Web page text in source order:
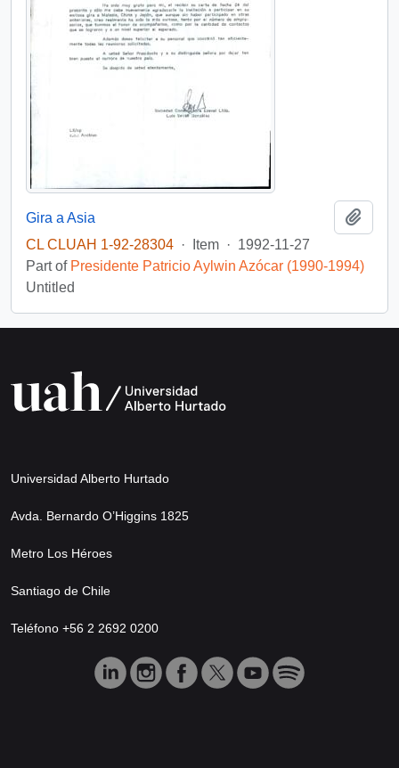
Gira a Asia
CL CLUAH 1-92-28304 · Item · 1992-11-27
Part of Presidente Patricio Aylwin Azócar (1990-1994)
Untitled
Universidad Alberto Hurtado
Avda. Bernardo O’Higgins 1825
Metro Los Héroes
Santiago de Chile
Teléfono +56 2 2692 0200